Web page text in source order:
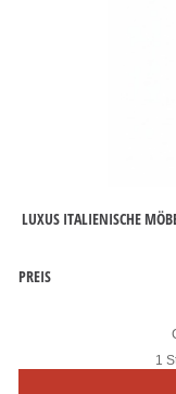
LUXUS ITALIENISCHE
PREIS
1